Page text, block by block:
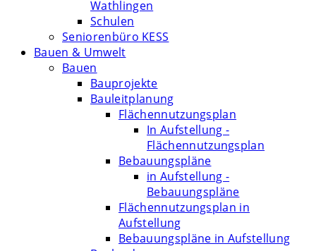
Wathlingen
Schulen
Seniorenbüro KESS
Bauen & Umwelt
Bauen
Bauprojekte
Bauleitplanung
Flächennutzungsplan
In Aufstellung -
Flächennutzungsplan
Bebauungspläne
in Aufstellung -
Bebauungspläne
Flächennutzungsplan in
Aufstellung
Bebauungspläne in Aufstellung